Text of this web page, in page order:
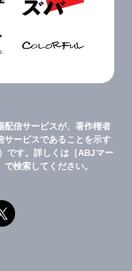
配信サービスが、著作権者
サービスであることを示す
です。詳しくは［ABJマー
検索してください。